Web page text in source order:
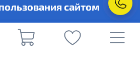
сайтом
г. Ровно, ул. Дубенская, 6-А